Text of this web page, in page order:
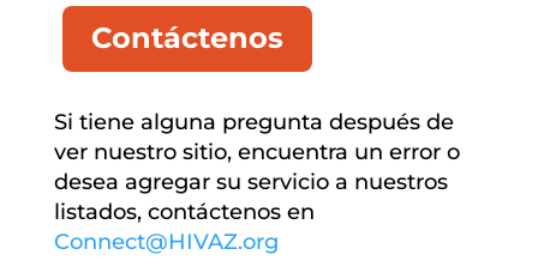
Contáctenos
Si tiene alguna pregunta después de
ver nuestro sitio, encuentra un error o
desea agregar su servicio a nuestros
listados, contáctenos en
Connect@HIVAZ.org